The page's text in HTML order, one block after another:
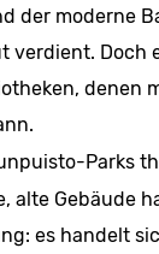
der moderne
verdient. Doch
denen
Parks
alte Gebäude
es handelt